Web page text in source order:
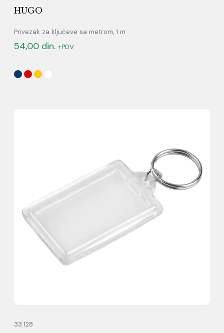
HUGO
Privezak za ključeve sa metrom, 1 m
54,00 din. +PDV
33.128